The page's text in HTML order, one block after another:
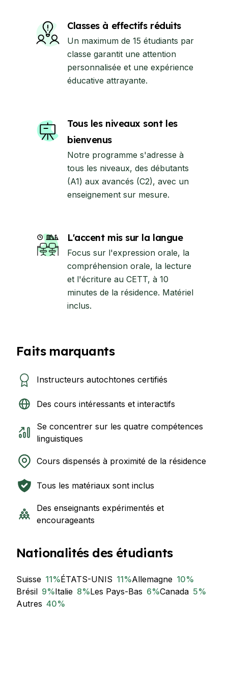
Classes à effectifs réduits
Un maximum de 15 étudiants par
classe garantit une attention
personnalisée et une expérience
éducative attrayante.
Tous les niveaux sont les
bienvenus
Notre programme s'adresse à
tous les niveaux, des débutants
(A1) aux avancés (C2), avec un
enseignement sur mesure.
L'accent mis sur la langue
Focus sur l'expression orale, la
compréhension orale, la lecture
et l'écriture au CETT, à 10
minutes de la résidence. Matériel
inclus.
Faits marquants
Instructeurs autochtones certifiés
Des cours intéressants et interactifs
Se concentrer sur les quatre compétences
linguistiques
Cours dispensés à proximité de la résidence
Tous les matériaux sont inclus
Des enseignants expérimentés et
encourageants
Nationalités des étudiants
Suisse 11%ÉTATS-UNIS 11%Allemagne 10%
Brésil 9%Italie 8%Les Pays-Bas 6%Canada 5%
Autres 40%